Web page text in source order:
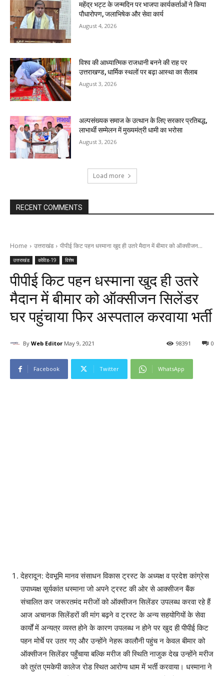
महेंद्र भट्ट के जन्मदिन पर भाजपा कार्यकर्ताओं ने किया
पौधारोपण, जलाभिषेक और सेवा कार्य
August 4, 2026
विश्व की आध्यात्मिक राजधानी बनने की राह पर
उत्तराखण्ड, धार्मिक स्थलों पर बढ़ा आस्था का सैलाब
August 3, 2026
अल्पसंख्यक समाज के उत्थान के लिए सरकार प्रतिबद्ध,
लाभार्थी सम्मेलन में मुख्यमंत्री धामी का भरोसा
August 3, 2026
Load more
RECENT COMMENTS